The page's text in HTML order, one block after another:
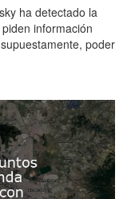
ha detectado la
información
poder